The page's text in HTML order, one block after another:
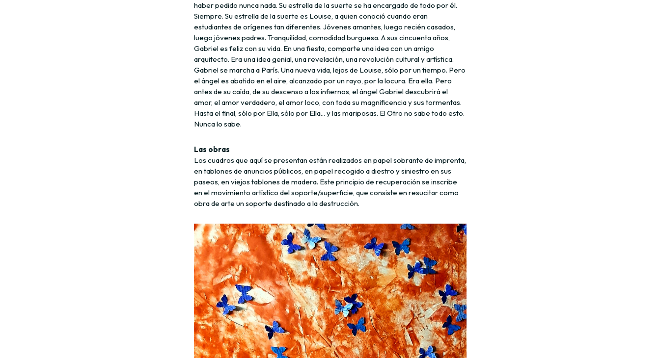
haber pedido nunca nada. Su estrella de la suerte se ha encargado de todo por él.
Siempre. Su estrella de la suerte es Louise, a quien conoció cuando eran
estudiantes de orígenes tan diferentes. Jóvenes amantes, luego recién casados,
luego jóvenes padres. Tranquilidad, comodidad burguesa. A sus cincuenta años,
Gabriel es feliz con su vida. En una fiesta, comparte una idea con un amigo
arquitecto. Era una idea genial, una revelación, una revolución cultural y artística.
Gabriel se marcha a París. Una nueva vida, lejos de Louise, sólo por un tiempo. Pero
el ángel es abatido en el aire, alcanzado por un rayo, por la locura. Era ella. Pero
antes de su caída, de su descenso a los infiernos, el ángel Gabriel descubrirá el
amor, el amor verdadero, el amor loco, con toda su magnificencia y sus tormentas.
Hasta el final, sólo por Ella, sólo por Ella... y las mariposas. El Otro no sabe todo esto.
Nunca lo sabe.
Las obras
Los cuadros que aquí se presentan están realizados en papel sobrante de imprenta,
en tablones de anuncios públicos, en papel recogido a diestro y siniestro en sus
paseos, en viejos tablones de madera. Este principio de recuperación se inscribe
en el movimiento artístico del soporte/superficie, que consiste en resucitar como
obra de arte un soporte destinado a la destrucción.